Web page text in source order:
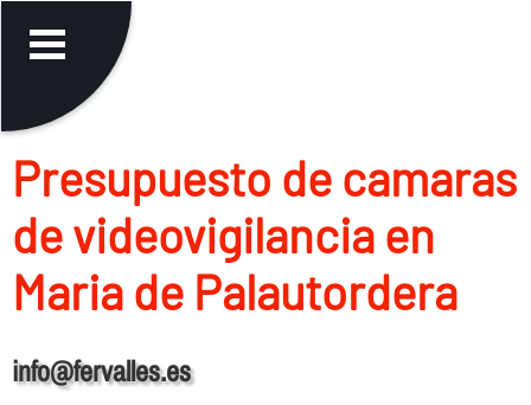
Presupuesto de camaras
de videovigilancia en
Maria de Palautordera
info@fervalles.es